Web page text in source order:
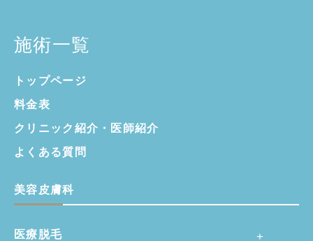
施術一覧
トップページ
料金表
クリニック紹介・ 医師紹介
よくある質問
美容皮膚科
医療脱毛